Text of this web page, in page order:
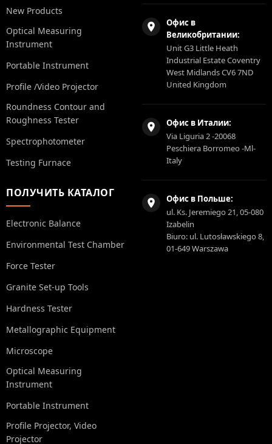
New Products
Optical Measuring
Instrument
Portable Instrument
Profile /Video Projector
Roundness Contour and
Roughness Tester
Spectrophotometer
Testing Furnace
ПОЛУЧИТЬ КАТАЛОГ
Electronic Balance
Environmental Test Chamber
Force Tester
Granite Set-up Tools
Hardness Tester
Metallographic Equipment
Microscope
Optical Measuring
Instrument
Portable Instrument
Profile Projector, Video
Projector
Офис в
Великобритании:
Unit G3 Little Heath
Industrial Estate Coventry
West Midlands CV6 7ND
United Kingdom
Офис в Италии:
Via Liguria 2 -20068
Peschiera Borromeo -Ml-
Italy
Офис в Польше:
ul. Ks. Jeremiego 21, 05-080
Izabelin
Biuro: ul. Lutosławskiego 8,
01-649 Warszawa